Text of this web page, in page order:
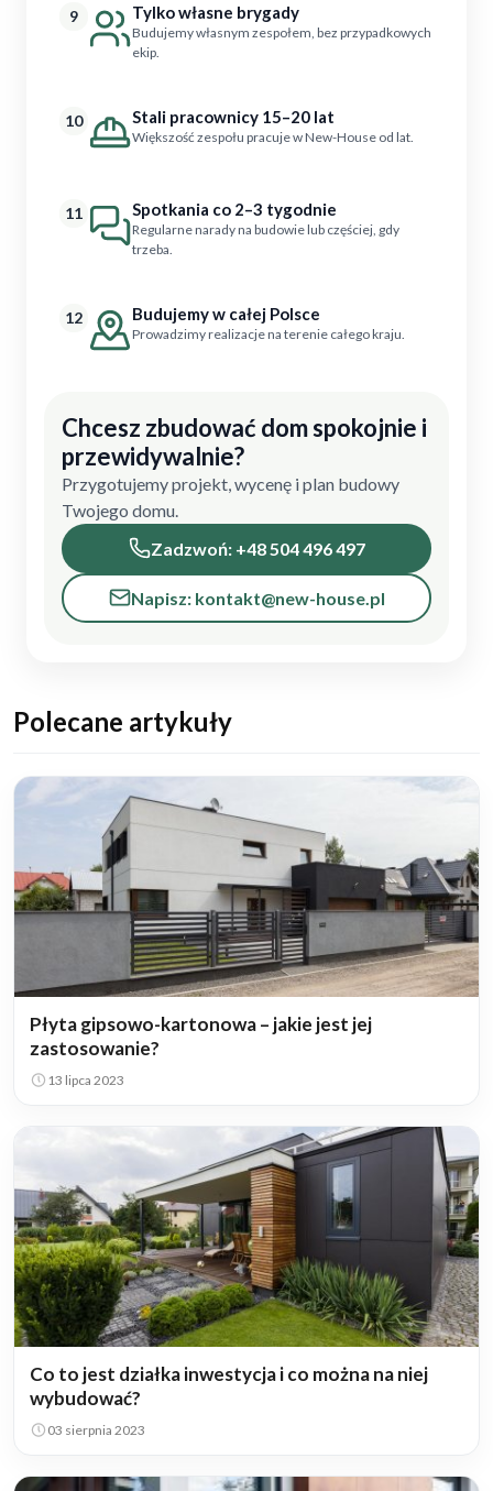
9 Tylko własne brygady
Budujemy własnym zespołem, bez przypadkowych
ekip.
10 Stali pracownicy 15–20 lat
Większość zespołu pracuje w New-House od lat.
11 Spotkania co 2–3 tygodnie
Regularne narady na budowie lub częściej, gdy
trzeba.
12 Budujemy w całej Polsce
Prowadzimy realizacje na terenie całego kraju.
Chcesz zbudować dom spokojnie i
przewidywalnie?
Przygotujemy projekt, wycenę i plan budowy
Twojego domu.
Zadzwoń: +48 504 496 497
Napisz: kontakt@new-house.pl
Polecane artykuły
Płyta gipsowo-kartonowa – jakie jest jej
zastosowanie?
13 lipca 2023
Co to jest działka inwestycja i co można na niej
wybudować?
03 sierpnia 2023